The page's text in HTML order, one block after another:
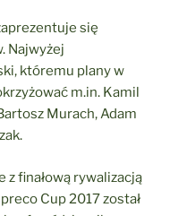
się
Najwyżej
któremu plany w
m.in. Kamil
Murach, Adam
z finałową rywalizacją
Cup 2017 został